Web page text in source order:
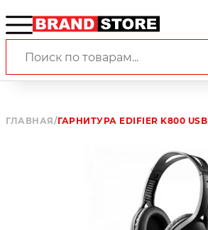
ГЛАВНАЯ/ГАРНИТУРА EDIFIER K800 USB